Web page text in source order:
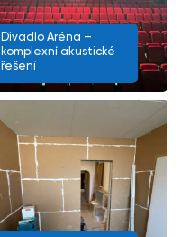
Divadlo Aréna –
komplexní akustické
řešení